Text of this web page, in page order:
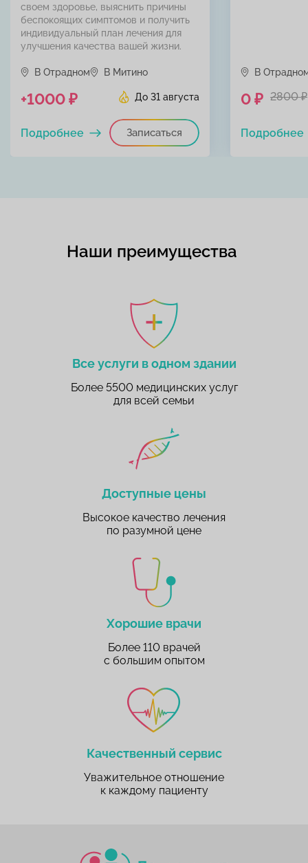
своем здоровье, выяснить причины
беспокоящих симптомов и получить
индивидуальный план лечения для
улучшения качества вашей жизни.
В Отрадном В Митино
До 31 августа
+1000 ₽
Записаться
Подробнее
В
0 ₽ 2800 ₽
Подробнее
Наши преимущества
Все услуги в одном здании
Более 5500 медицинских услуг
для всей семьи
Доступные цены
Высокое качество лечения
по разумной цене
Хорошие врачи
Более 110 врачей
с большим опытом
Качественный сервис
Уважительное отношение
к каждому пациенту